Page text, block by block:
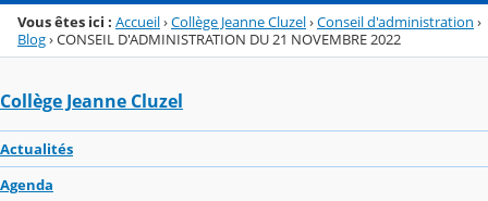
Vous êtes ici : Accueil›Collège Jeanne Cluzel›Conseil d'administration ›
Blog›CONSEIL D'ADMINISTRATION DU 21 NOVEMBRE 2022
Collège Jeanne Cluzel
Actualités
Agenda